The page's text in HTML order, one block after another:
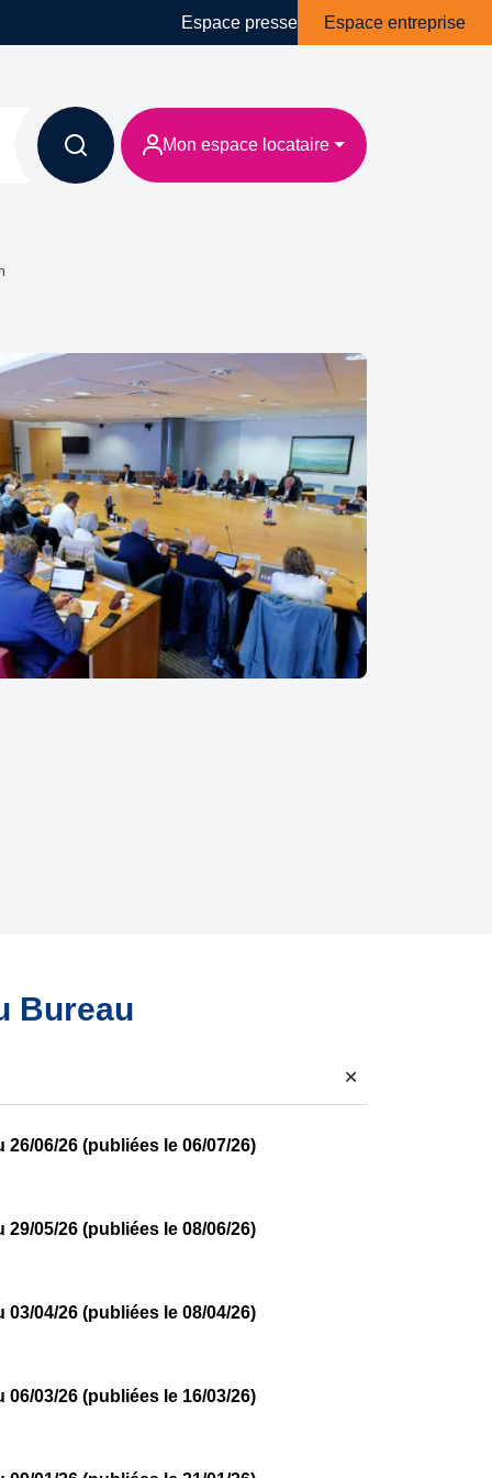
Espace presse Espace entreprise
Mon espace locataire
Bureau
+
06/26 (publiées le 06/07/26)
05/26 (publiées le 08/06/26)
04/26 (publiées le 08/04/26)
03/26 (publiées le 16/03/26)